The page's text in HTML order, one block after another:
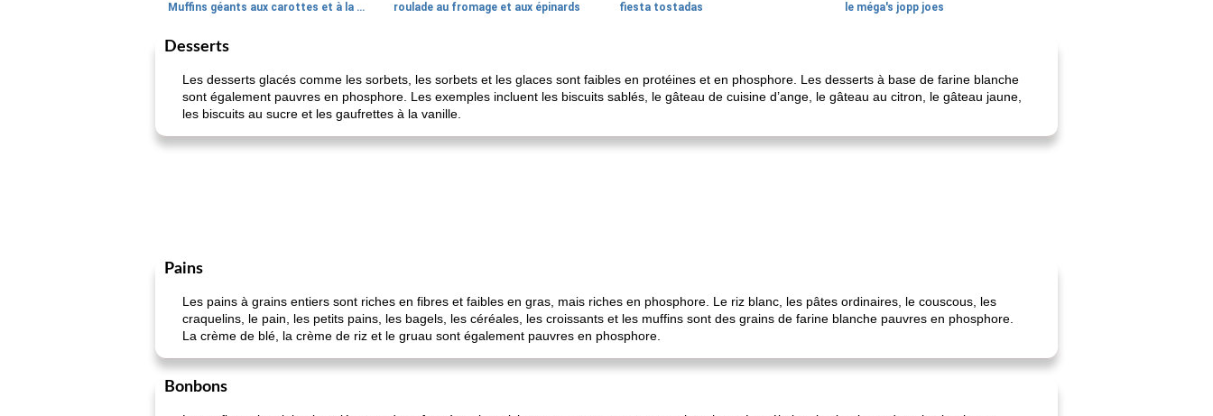
Muffins géants aux carottes et à la banane de Nif roulade au fromage et aux épinards fiesta tostadas le méga's jopp joes
Desserts
Les desserts glacés comme les sorbets, les sorbets et les glaces sont faibles en protéines et en phosphore. Les desserts à base de farine blanche
sont également pauvres en phosphore. Les exemples incluent les biscuits sablés, le gâteau de cuisine d’ange, le gâteau au citron, le gâteau jaune,
les biscuits au sucre et les gaufrettes à la vanille.
Pains
Les pains à grains entiers sont riches en fibres et faibles en gras, mais riches en phosphore. Le riz blanc, les pâtes ordinaires, le couscous, les
craquelins, le pain, les petits pains, les bagels, les céréales, les croissants et les muffins sont des grains de farine blanche pauvres en phosphore.
La crème de blé, la crème de riz et le gruau sont également pauvres en phosphore.
Bonbons